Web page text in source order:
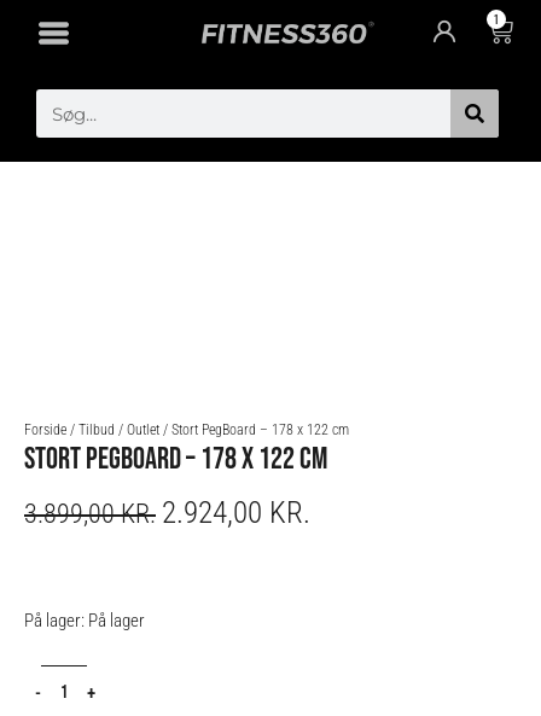
1
Cart
Search
Forside / Tilbud / Outlet / Stort PegBoard – 178 x 122 cm
STORT PEGBOARD – 178 X 122 CM
3.899,00KR. ORIGINAL
2.924,00 KR.
På lager: På lager
-
Stort
-
178+